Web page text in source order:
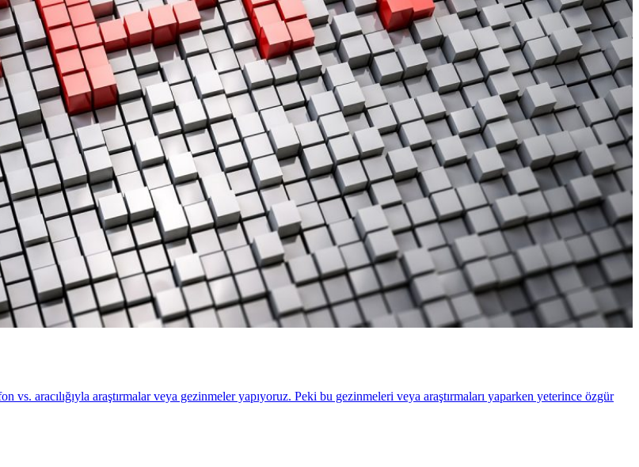
aracılığıyla araştırmalar veya gezinmeler yapıyoruz. Peki bu gezinmeleri veya araştırmaları yaparken yeterince özgür